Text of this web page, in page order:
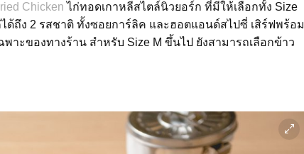
Chicken ไก่ทอดเกาหลีสไตล์นิวยอร์ก ที่มีให้เลือกทั้ง Size
ด้ถึง 2 รสชาติ ทั้งซอยการ์ลิค และฮอตแอนด์สไปซี่ เสิร์ฟพร้อม
พาะของทางร้าน สำหรับ Size M ขึ้นไป ยังสามารถเลือกข้าว